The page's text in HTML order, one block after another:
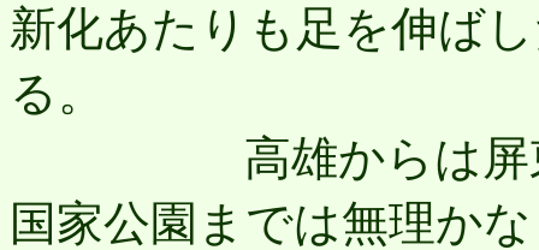
新化あたりも足を伸ば
る。
高雄からは屏東、
国家公園までは無理か